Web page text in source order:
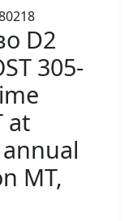
D2
305-
at
MT,